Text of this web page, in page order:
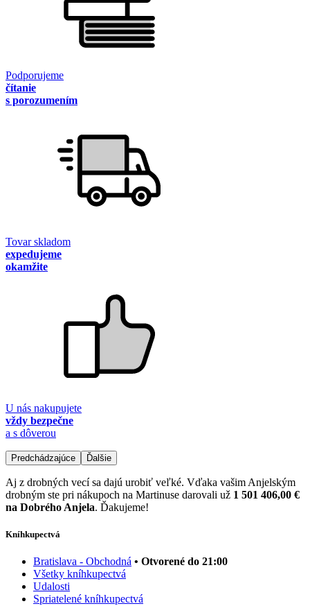
Podporujeme
čítanie
s porozumením
Tovar skladom
expedujeme
okamžite
U nás nakupujete
vždy bezpečne
a s dôverou
Predchádzajúce Ďalšie
Aj z drobných vecí sa dajú urobiť veľké. Vďaka vašim Anjelským
drobným ste pri nákupoch na Martinuse darovali už 1 501 406,00 €
na Dobrého Anjela. Ďakujeme!
Kníhkupectvá
Bratislava - Obchodná • Otvorené do 21:00
Všetky kníhkupectvá
Udalosti
Spriatelené kníhkupectvá